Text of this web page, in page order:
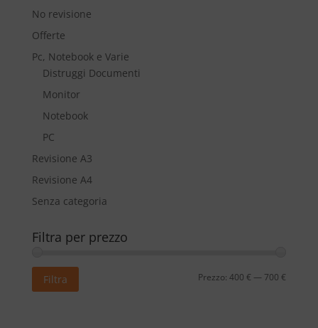
No revisione
Offerte
Pc, Notebook e Varie
Distruggi Documenti
Monitor
Notebook
PC
Revisione A3
Revisione A4
Senza categoria
Filtra per prezzo
Filtra Prezzo:400 € — 700 €